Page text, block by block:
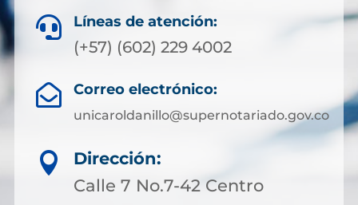
 Líneas de atención:
(+57) (602) 229 4002
 Correo electrónico:
unicaroldanillo@supernotariado.gov.co

Dirección:
Calle 7 No.7-42 Centro